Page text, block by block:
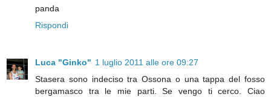
panda
Rispondi
Luca "Ginko" 1 luglio 2011 alle ore 09:27
Stasera sono indeciso tra Ossona o una tappa del fosso
bergamasco tra le mie parti. Se vengo ti cerco. Ciao